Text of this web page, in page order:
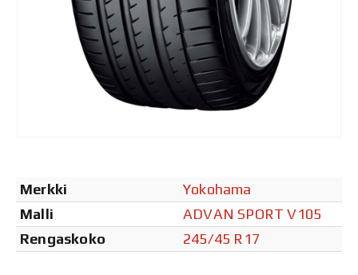
Merkki
Yokohama
Malli
ADVAN SPORT V105
Rengaskoko
245/45 R17